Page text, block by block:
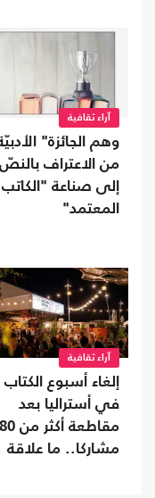
آراء ثقافية
وهم الجائزة"
من الاعتراف بالنصّ
إلى صناعة "الكاتب
المعتمد"
آراء ثقافية
إلغاء أسبوع الكتاب
في أستراليا بعد
مقاطعة
مشاركا.. ما علاقة